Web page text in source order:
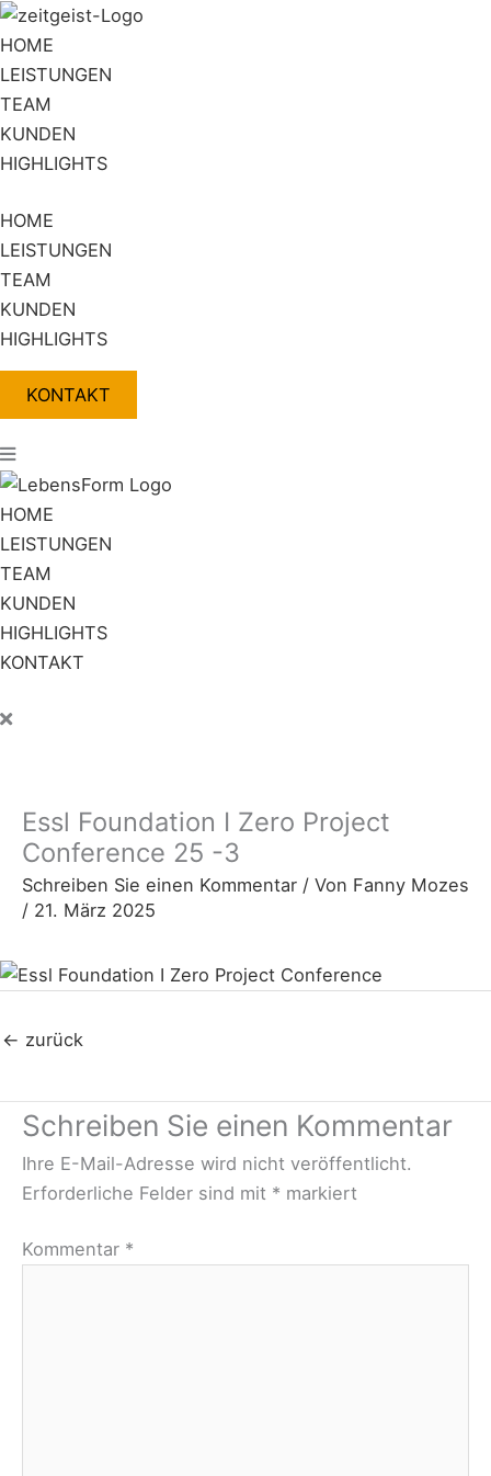
Zum
Inhalt
springen
HOME
LEISTUNGEN
TEAM
KUNDEN
HIGHLIGHTS
HOME
LEISTUNGEN
TEAM
KUNDEN
HIGHLIGHTS
KONTAKT
Flyout
Menu
HOME
LEISTUNGEN
TEAM
KUNDEN
HIGHLIGHTS
KONTAKT
Essl Foundation I Zero Project
Conference 25 -3
Schreiben Sie einen Kommentar / Von Fanny Mozes
/ 21. März 2025
← zurück
Schreiben Sie einen Kommentar
Ihre E-Mail-Adresse wird nicht veröffentlicht.
Erforderliche Felder sind mit * markiert
Kommentar *